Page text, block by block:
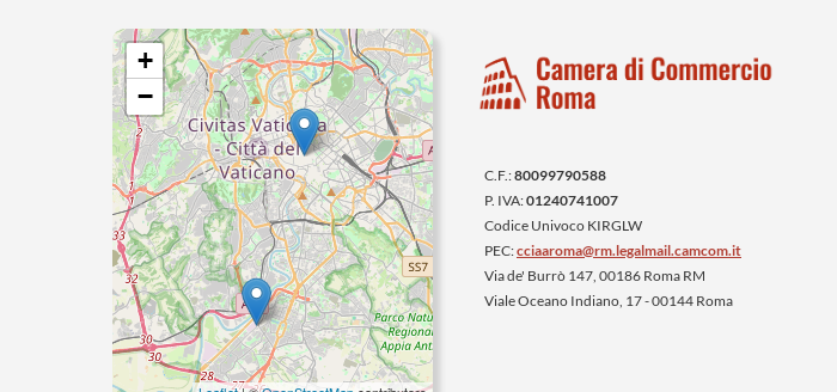
+
−
C.F.:80099790588
P. IVA:01240741007
Codice Univoco KIRGLW
PEC:cciaaroma@rm.legalmail.camcom.it
Via de' Burrò 147, 00186 Roma RM
Viale Oceano Indiano, 17 - 00144 Roma